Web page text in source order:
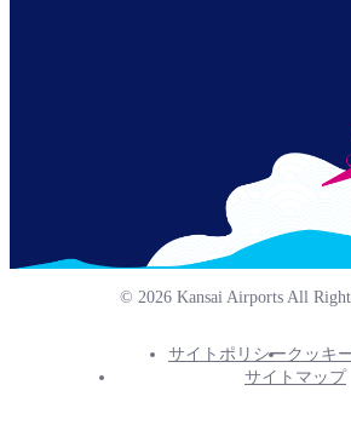
© 2026 Kansai Airports All
サイトポリシークッキ
サイトマップ